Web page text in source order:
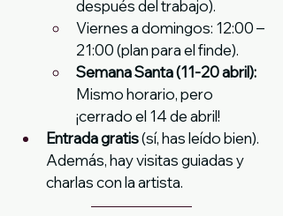
después del trabajo).
Viernes a domingos: 12:00 –
21:00 (plan para el finde).
Semana Santa (11-20 abril):
Mismo horario, pero
¡cerrado el 14 de abril!
Entrada gratis (sí, has leído bien).
Además, hay visitas guiadas y
charlas con la artista.